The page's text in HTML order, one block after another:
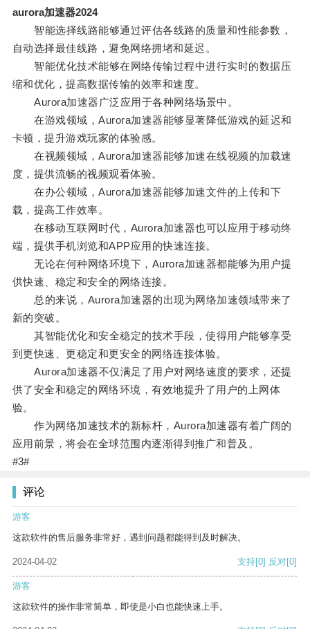
aurora加速器2024
智能选择线路能够通过评估各线路的质量和性能参数，
自动选择最佳线路，避免网络拥堵和延迟。
智能优化技术能够在网络传输过程中进行实时的数据压
缩和优化，提高数据传输的效率和速度。
Aurora加速器广泛应用于各种网络场景中。
在游戏领域，Aurora加速器能够显著降低游戏的延迟和
卡顿，提升游戏玩家的体验感。
在视频领域，Aurora加速器能够加速在线视频的加载速
度，提供流畅的视频观看体验。
在办公领域，Aurora加速器能够加速文件的上传和下
载，提高工作效率。
在移动互联网时代，Aurora加速器也可以应用于移动终
端，提供手机浏览和APP应用的快速连接。
无论在何种网络环境下，Aurora加速器都能够为用户提
供快速、稳定和安全的网络连接。
总的来说，Aurora加速器的出现为网络加速领域带来了
新的突破。
其智能优化和安全稳定的技术手段，使得用户能够享受
到更快速、更稳定和更安全的网络连接体验。
Aurora加速器不仅满足了用户对网络速度的要求，还提
供了安全和稳定的网络环境，有效地提升了用户的上网体
验。
作为网络加速技术的新标杆，Aurora加速器有着广阔的
应用前景，将会在全球范围内逐渐得到推广和普及。
#3#
评论
游客
这款软件的售后服务非常好，遇到问题都能得到及时解决。
2024-04-02 支持[0] 反对[0]
游客
这款软件的操作非常简单，即使是小白也能快速上手。